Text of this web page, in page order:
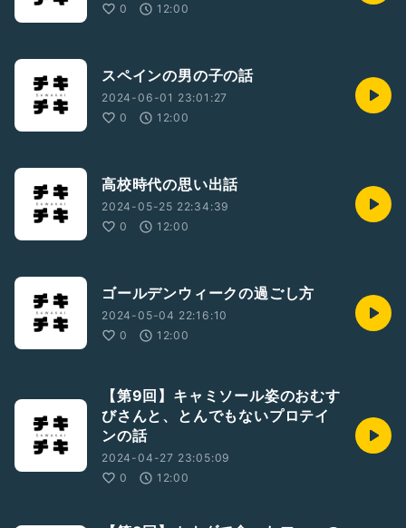
0
12:00
スペインの男の子の話
2024-06-01 23:01:27
0
12:00
高校時代の思い出話
2024-05-25 22:34:39
0
12:00
ゴールデンウィークの過ごし方
2024-05-04 22:16:10
0
12:00
【第9回】キャミソール姿のおむす
びさんと、とんでもないプロテイ
ンの話
2024-04-27 23:05:09
0
12:00